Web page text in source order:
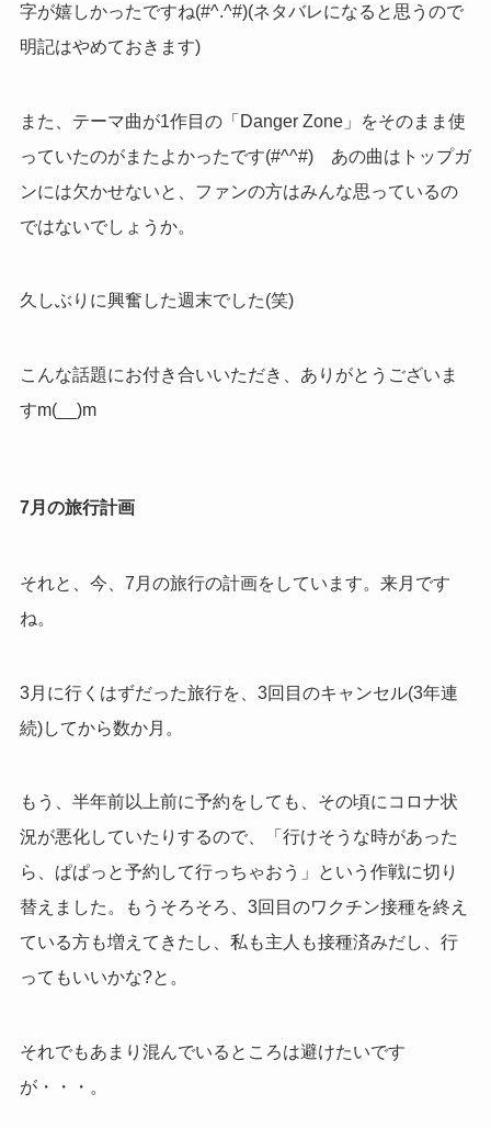
字が嬉しかったですね(#^.^#)(ネタバレになると思うので
明記はやめておきます)
また、テーマ曲が1作目の「Danger Zone」をそのまま使
っていたのがまたよかったです(#^^#) あの曲はトップガ
ンには欠かせないと、ファンの方はみんな思っているの
ではないでしょうか。
久しぶりに興奮した週末でした(笑)
こんな話題にお付き合いいただき、ありがとうございま
すm(__)m
7月の旅行計画
それと、今、7月の旅行の計画をしています。来月です
ね。
3月に行くはずだった旅行を、3回目のキャンセル(3年連
続)してから数か月。
もう、半年前以上前に予約をしても、その頃にコロナ状
況が悪化していたりするので、「 行けそうな時があった
ら、ぱぱっと予約して行っちゃおう 」という作戦に切り
替えました。もうそろそろ、3回目のワクチン接種を終え
ている方も増えてきたし、私も主人も接種済みだし、行
ってもいいかな?と。
それでもあまり混んでいるところは避けたいです
が・・・。